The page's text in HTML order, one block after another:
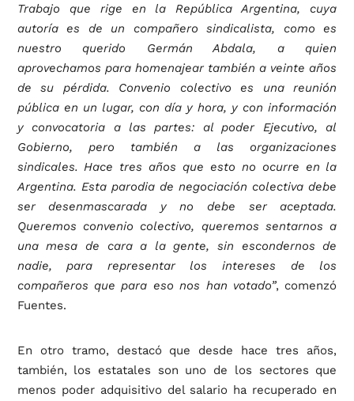
Trabajo que rige en la República Argentina, cuya
autoría es de un compañero sindicalista, como es
nuestro querido Germán Abdala, a quien
aprovechamos para homenajear también a veinte años
de su pérdida. Convenio colectivo es una reunión
pública en un lugar, con día y hora, y con información
y convocatoria a las partes: al poder Ejecutivo, al
Gobierno, pero también a las organizaciones
sindicales. Hace tres años que esto no ocurre en la
Argentina. Esta parodia de negociación colectiva debe
ser desenmascarada y no debe ser aceptada.
Queremos convenio colectivo, queremos sentarnos a
una mesa de cara a la gente, sin escondernos de
nadie, para representar los intereses de los
compañeros que para eso nos han votado”, comenzó
Fuentes.
En otro tramo, destacó que desde hace tres años,
también, los estatales son uno de los sectores que
menos poder adquisitivo del salario ha recuperado en